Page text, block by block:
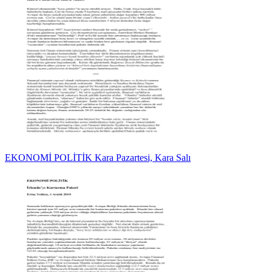
EKONOMİ POLİTİK Kara Pazartesi, Kara Salı